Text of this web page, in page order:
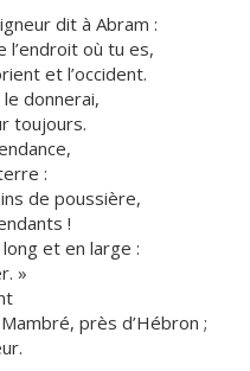
dit à Abram :
l’endroit où tu es,
et l’occident.
donnerai,
toujours.
:
de poussière,
!
et en large :
»
près d’Hébron ;